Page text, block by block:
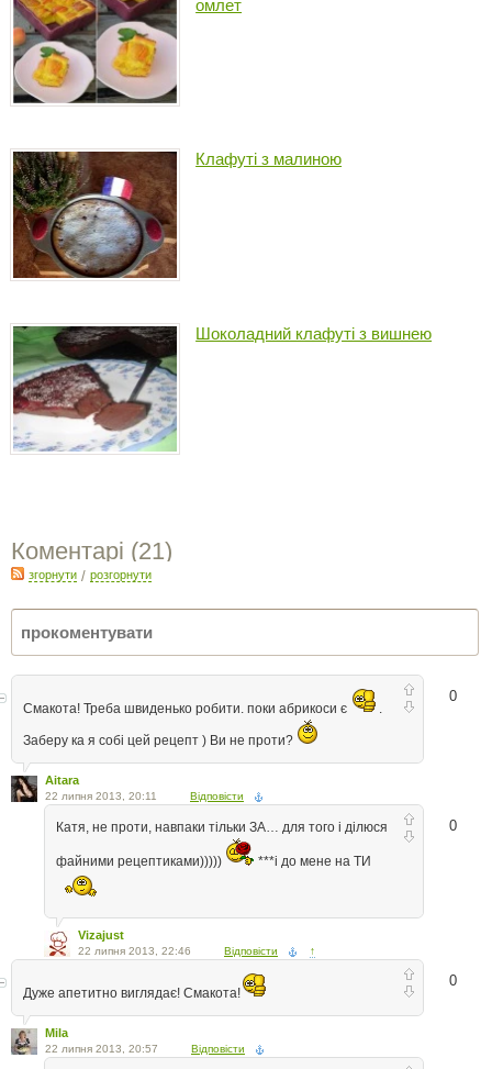
омлет
Клафуті з малиною
Шоколадний клафуті з вишнею
Коментарі (21)
згорнути / розгорнути
0
Смакота! Треба швиденько робити. поки абрикоси є .
Заберу ка я собі цей рецепт ) Ви не проти?
Aitara
22 липня 2013, 20:11 Відповісти
0
Катя, не проти, навпаки тільки ЗА… для того і ділюся
файними рецептиками))))) ***і до мене на ТИ
Vizajust
22 липня 2013, 22:46 Відповісти ↑
0
Дуже апетитно виглядає! Смакота!
Mila
22 липня 2013, 20:57 Відповісти